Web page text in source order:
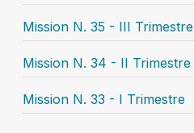
Mission N. 35 - III Trimestre
Mission N. 34 - II Trimestre
Mission N. 33 - I Trimestre